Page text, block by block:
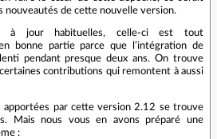
nouveautés de cette nouvelle version.
à jour habituelles, celle‑ci est tout
bonne partie parce que l’intégration de
pendant presque deux ans. On trouve
contributions qui remontent à aussi
apportées par cette version 2.12 se trouve
Mais nous vous en avons préparé une
: